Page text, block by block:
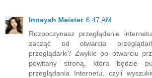
Innayah Meister 6:47 AM
Rozpoczynasz przeglądanie
zacząć od otwarcia
przeglądarki? Zwykle po otwarciu
powitany stroną, która będzie
przeglądania Internetu, czyli